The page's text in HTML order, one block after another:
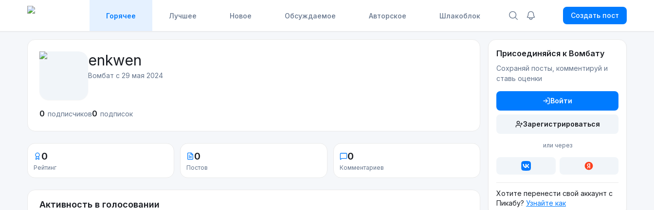
Горячее Лучшее Новое Обсуждаемое Авторское Шлакоблок Создать пост
enkwen
Вомбат с 29 мая 2024
0 подписчиков0 подписок
0
Рейтинг
0
Постов
0
Комментариев
Активность в голосовании
Присоединяйся к Вомбату
Сохраняй посты, комментируй и
ставь оценки
Войти
Зарегистрироваться
или через
Хотите перенести свой аккаунт с
Пикабу? Узнайте как